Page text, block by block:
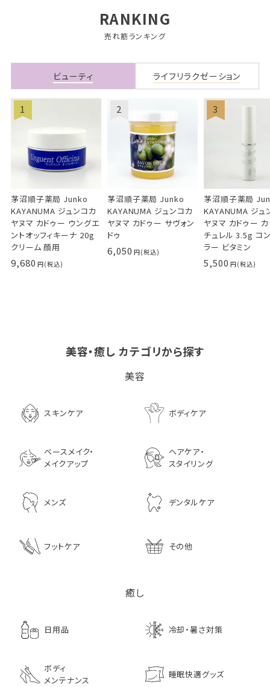
RANKING
売れ筋ランキング
ビューティ ライフリラクゼーション
茅沼順子薬局 Junko
KAYANUMA ジュンコカ
ヤヌマ カドゥー ウングエ
ントオッフィキーナ 20g
クリーム 顔用
9,680
茅沼順子薬局 Junko
KAYANUMA ジュンコカ
ヤヌマ カドゥー サヴォン
ドゥ
6,050
茅沼順子薬局
KAYANUMA ジュ
ヤヌマ カドゥー
チュレル 3.5g コ
ラー ビタミン
5,500
LPLP（ルプルプ） エッ
センスカラートリートメン
美容・癒し カテゴリから探す
美容
スキンケア ボディケア
ベースメイク・
メイクアップ
ヘアケア・
スタイリング
メンズ デンタルケア
フットケア その他
癒し
日用品 冷却・暑さ対策
ボディ
メンテナンス
睡眠快適グッズ